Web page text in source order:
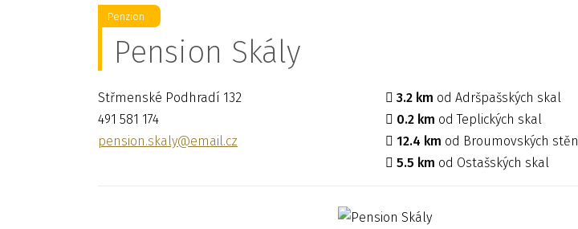
Penzion
Pension Skály
Střmenské Podhradí 132
491 581 174
pension.skaly@email.cz
3.2 km od Adršpašských skal
0.2 km od Teplických skal
12.4 km od Broumovských stěn
5.5 km od Ostašských skal